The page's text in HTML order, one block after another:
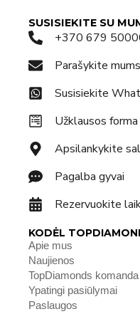
SUSISIEKITE SU
+370 679
Parašykite mums
Susisiekite
Užklausos forma
Apsilankykite
Pagalba gyvai
Rezervuokite
KODĖL
Apie mus
Naujienos
TopDiamonds komanda
Ypatingi pasiūlymai
Paslaugos